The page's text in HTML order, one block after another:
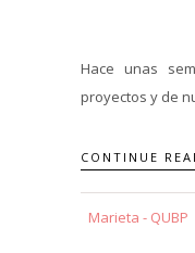
Hace unas
proyectos y de
CONTINUE
Marieta - QUBP